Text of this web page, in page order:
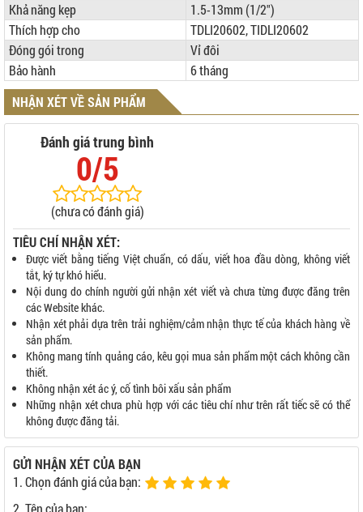
Khả năng kẹp
1.5-13mm (1/2")
Thích hợp cho
TDLI20602, TIDLI20602
Đóng gói trong
Vỉ đôi
Bảo hành
6 tháng
NHẬN XÉT VỀ SẢN PHẨM
Đánh giá trung bình
0/5
(chưa có đánh giá)
TIÊU CHÍ NHẬN XÉT:
Được viết bằng tiếng Việt chuẩn, có dấu, viết hoa đầu dòng, không viết
tắt, ký tự khó hiểu.
Nội dung do chính người gửi nhận xét viết và chưa từng được đăng trên
các Website khác.
Nhận xét phải dựa trên trải nghiệm/cảm nhận thực tế của khách hàng về
sản phẩm.
Không mang tính quảng cáo, kêu gọi mua sản phẩm một cách không cần
thiết.
Không nhận xét ác ý, cố tình bôi xấu sản phẩm
Những nhận xét chưa phù hợp với các tiêu chí như trên rất tiếc sẽ có thể
không được đăng tải.
GỬI NHẬN XÉT CỦA BẠN
1. Chọn đánh giá của bạn: